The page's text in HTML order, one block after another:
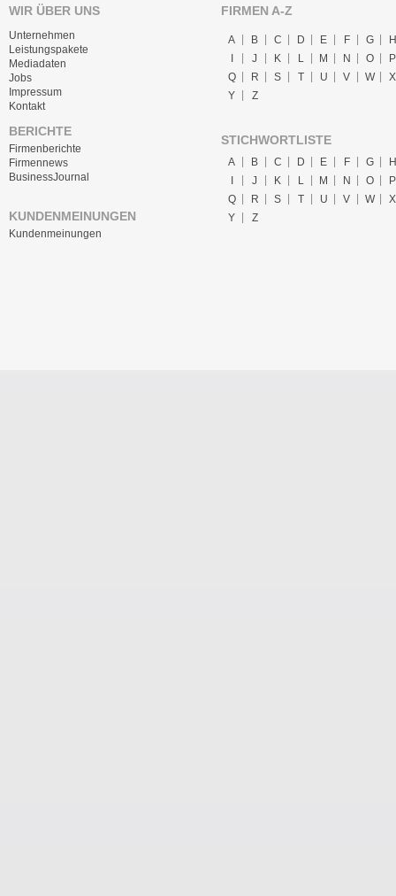
WIR ÜBER UNS
Unternehmen
Leistungspakete
Mediadaten
Jobs
Impressum
Kontakt
BERICHTE
Firmenberichte
Firmennews
BusinessJournal
KUNDENMEINUNGEN
Kundenmeinungen
FIRMEN A-Z
A B C D E F G
H
I
J K L M N O
P
Q
R S T U V W
X
Y
Z
STICHWORTLISTE
A B C D E F G
H
J K L M N O
P
Q
R S T U V W
X
Y
Z